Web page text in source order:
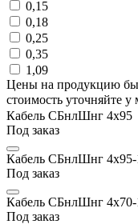
0,15
0,18
0,25
0,35
1,09
Цены на продукцию
стоимость уточняйте у
Кабель СБнлШнг 4х95
Под заказ
Кабель СБнлШнг 4х95-
Под заказ
Кабель СБнлШнг 4х70-
Под заказ